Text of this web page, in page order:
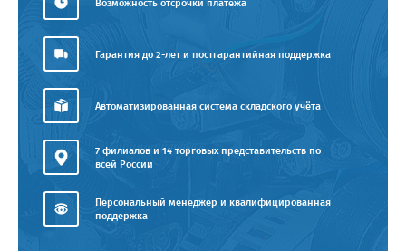
Возможность отсрочки платежа
Гарантия до 2-лет и постгарантийная поддержка
Автоматизированная система складского учёта
7 филиалов и 14 торговых представительств по
всей России
Персональный менеджер и квалифицированная
поддержка